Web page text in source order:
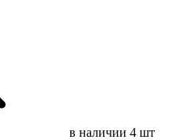
в наличии 4 шт